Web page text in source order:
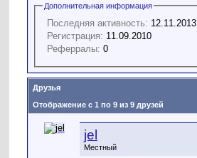
Дополнительная информация
Последняя активность: 12.11.2013
Регистрация: 11.09.2010
Реферралы: 0
Друзья
Отображение с 1 по 9 из 9 друзей
jel
Местный